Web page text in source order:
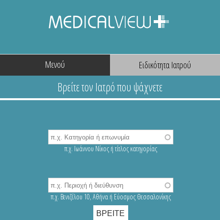
Μενού
π.χ. Ιωάννου Νίκος ή τίτλος κατηγορίας
π.χ. Βενιζέλου 10, Αθήνα ή Εύοσμος Θεσσαλονίκης